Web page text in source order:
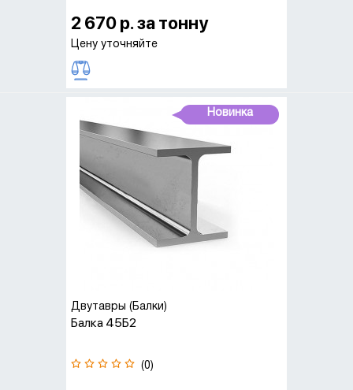
2 670 р. за тонну
Цену уточняйте
Новинка
Двутавры (Балки)
Балка 45Б2
(0)